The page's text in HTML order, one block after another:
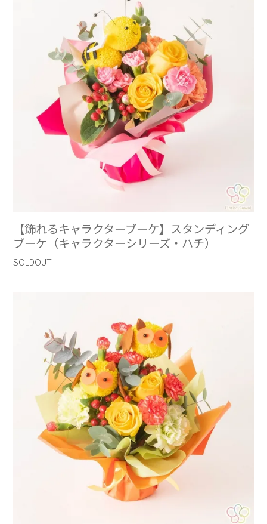
【飾れるキャラクターブーケ】スタンディング
ブーケ（キャラクターシリーズ・ハチ）
SOLDOUT